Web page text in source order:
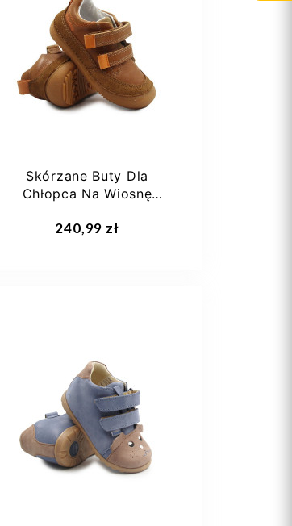
29 30
Skórzane Buty Dla
Chłopca Na Wiosnę
51483ALV
240,99 zł
33 34 35